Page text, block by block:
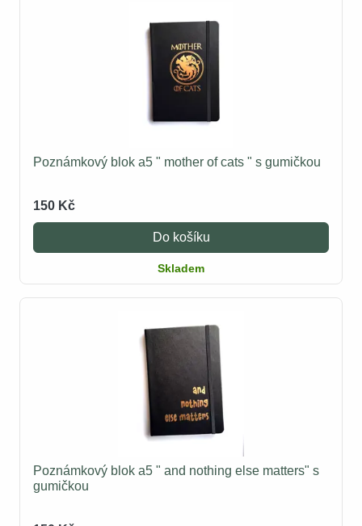
Poznámkový blok a5 " mother of cats " s gumičkou
150 Kč
Do košíku
Skladem
Poznámkový blok a5 " and nothing else matters" s
gumičkou